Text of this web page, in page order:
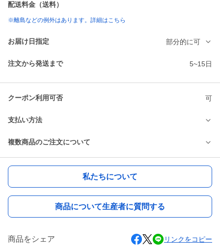
配送料金（送料）
※離島などの例外はあります。詳細はこちら
お届け日指定 部分的に可
注文から発送まで 5~15日
クーポン利用可否 可
支払い方法
複数商品のご注文について
私たちについて
商品について生産者に質問する
商品をシェア リンクをコピー